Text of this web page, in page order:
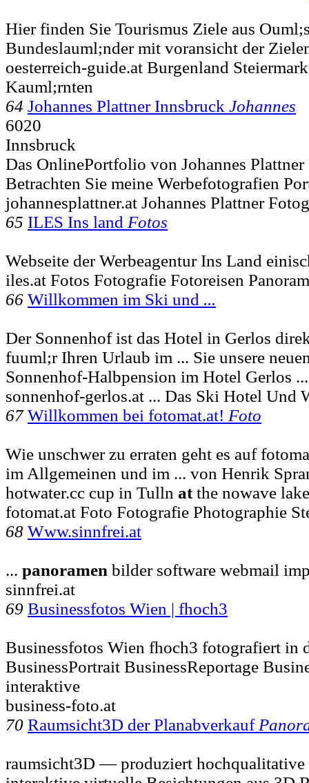
Hier finden Sie Tourismus Ziele aus
Bundeslauml;nder mit voransicht der
oesterreich-guide.at Burgenland
Kauml;rnten
64 Johannes Plattner Innsbruck Johannes
6020
Innsbruck
Das OnlinePortfolio von Johannes
Betrachten Sie meine Werbefotografien
johannesplattner.at Johannes Plattner
65 ILES Ins land Fotos
Webseite der Werbeagentur Ins Land
iles.at Fotos Fotografie Fotoreisen
66 Willkommen im Ski und ...
Der Sonnenhof ist das Hotel in Gerlos
fuuml;r Ihren Urlaub im ... Sie unsere
Sonnenhof-Halbpension im Hotel Gerlos
sonnenhof-gerlos.at ... Das Ski Hotel Und
67 Willkommen bei fotomat.at! Foto
Wie unschwer zu erraten geht es auf
im Allgemeinen und im ... von Henrik
hotwater.cc cup in Tulln atthe nowave
fotomat.at Foto Fotografie Photographie
68 Www.sinnfrei.at
... panoramen bilder software webmail
sinnfrei.at
69 Businessfotos Wien | fhoch3
Businessfotos Wien fhoch3 fotografiert in
BusinessPortrait BusinessReportage
interaktive
business-foto.at
70 Raumsicht3D der Planabverkauf
raumsicht3D — produziert hochqualitative